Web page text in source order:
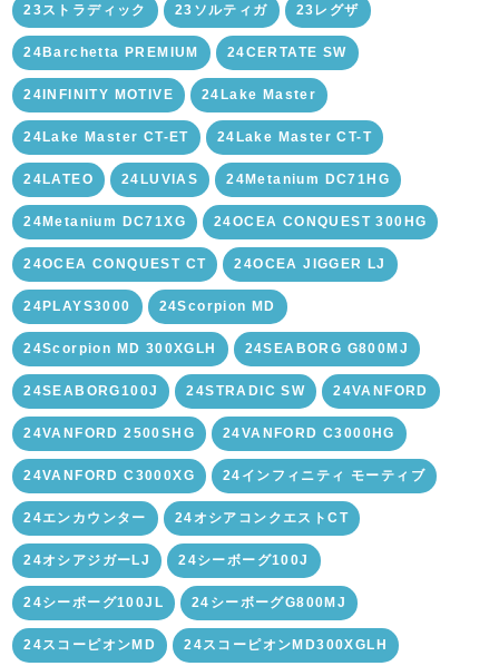
23ストラディック 23ソルティガ 23レグザ
24Barchetta PREMIUM 24CERTATE SW
24INFINITY MOTIVE 24Lake Master
24Lake Master CT-ET 24Lake Master CT-T
24LATEO 24LUVIAS 24Metanium DC71HG
24Metanium DC71XG 24OCEA CONQUEST 300HG
24OCEA CONQUEST CT 24OCEA JIGGER LJ
24PLAYS3000 24Scorpion MD
24Scorpion MD 300XGLH 24SEABORG G800MJ
24SEABORG100J 24STRADIC SW 24VANFORD
24VANFORD 2500SHG 24VANFORD C3000HG
24VANFORD C3000XG 24インフィニティ モーティブ
24エンカウンター 24オシアコンクエストCT
24オシアジガーLJ 24シーボーグ100J
24シーボーグ100JL 24シーボーグG800MJ
24スコーピオンMD 24スコーピオンMD300XGLH